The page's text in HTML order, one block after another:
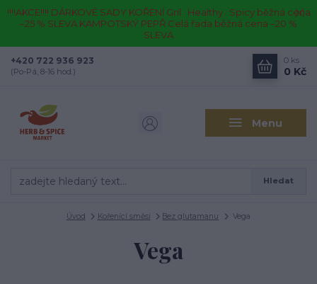
!!!!AKCE!!!! DÁRKOVÉ SADY KOŘENÍ Gril · Healthy · Spicy běžná cena
–25 % SLEVA KAMPOTSKÝ PEPŘ Celá řada běžná cena –20 %
SLEVA
Menu
Hledat
+420 722 936 923
(Po-Pá, 8-16 hod.)
0 ks
0 Kč
Úvod Kořenící směsi Bez glutamanu Vega
Vega